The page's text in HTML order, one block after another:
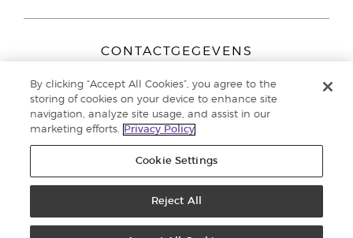
CONTACTGEGEVENS
Peizerweg 97
9727 AJ Groningen
Nederland
Klantenservice:44-0-1480-710032
voorbehouden. | Privacybeleid
By clicking “Accept All Cookies”, you agree to the
storing of cookies on your device to enhance site
navigation, analyze site usage, and assist in our
marketing efforts.
Privacy Policy
Cookie Settings
Reject All